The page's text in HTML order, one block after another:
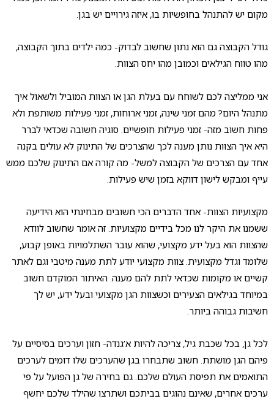
מקום יש להתנהל בחופשיות בו, איזה גירויים יש בגן.
גודל הקבוצה גם הוא נתון שחשוב לבדוק- כמה ילדים בתוך הקבוצה,
מהו טווח הגילאים וכמובן מהו יחס הצוות.
אני ממליצה לכם לשוחח עם בעלת הגן או הצוות המוביל ולשאול איך
מתנהל היום? מהם זמני שינה, זמני ארוחות, זמני פעילות משותפת ולא
פחות חשוב מזה- זמני פעילות חופשיים. סוגיה חשובה שכדאי לברר
היא איך הצוות נותן מענה לכך שהצרכים של התינוק לא עולים בקנה
אחד עם הצרכים של הקבוצה למשל- מה קורה אם התינוק שלכם ממש
עייף ומבקש לישון דווקא בזמן שיש פעילות.
מקצועיות הצוות- אחד הדברים הכי חשובים מבחינתי הוא הידיעה
ששמנו את היקר לנו מכל בידיים מקצועיות. זה אומר שחשוב לוודא
שהצוות הוא בעל ידע מקצועי, שהוא עובר השתלמויות באופן קבוע,
שלומד וגדל מקצועית. צוות מקצועי יודע לתת מענה מיטבי וגם לאתר
קשיים או מקומות שכדאי לתת להם מענה. האיתור המוקדם חשוב
במיוחד בגילאים הצעירים וכשצוות הגן מקצועי ובעל ידע, יש לך
חשיבות גבוהה ביותר.
לכל גן, בכל שכבת גיל, צריכה להיות א’גנדה- חזון וערכים בסיסיים על
פיהם הגן מושתת. חשוב שתבחרו בגן שהערכים שלו דומים לערכים
התואמים את תפיסת העולם שלכם. גם בחירה של גן הפועל על פי
ערכים אחרים, שאינם נהוגים בביתכם ושתרצו שהילד שלכם יחשף